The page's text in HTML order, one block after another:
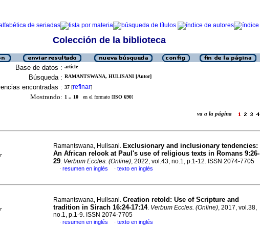
Colección de la biblioteca
Base de datos : article
Búsqueda : RAMANTSWANA, HULISANI [Autor]
encontradas : 37 [refinar]
Mostrando: 1 .. 10 en el formato [ISO 690]
va a la página
Ramantswana, Hulisani. Exclusionary and inclusionary tendencies:
An African relook at Paul's use of religious texts in Romans 9:26-
29. Verbum Eccles. (Online), 2022, vol.43, no.1, p.1-12. ISSN 2074-7705
· resumen en inglés · texto en inglés
Ramantswana, Hulisani. Creation retold: Use of Scripture and
tradition in Sirach 16:24-17:14. Verbum Eccles. (Online), 2017, vol.38,
no.1, p.1-9. ISSN 2074-7705
· resumen en inglés · texto en inglés